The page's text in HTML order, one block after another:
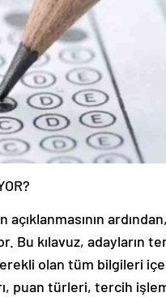
açıklanmasının
Bu kılavuz,
olan tüm bilgileri
puan türleri, tercih